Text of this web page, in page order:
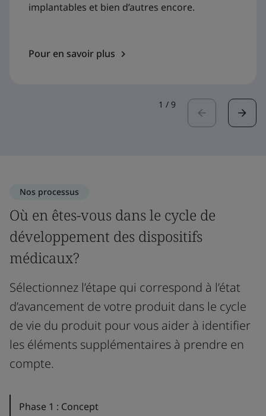
implantables et bien d’autres encore.
Pour en savoir plus
1 / 9
Nos processus
Où en êtes-vous dans le cycle de
développement des dispositifs
médicaux?
Sélectionnez l’étape qui correspond à l’état
d’avancement de votre produit dans le cycle
de vie du produit pour vous aider à identifier
les éléments supplémentaires à prendre en
compte.
Phase 1 : Concept